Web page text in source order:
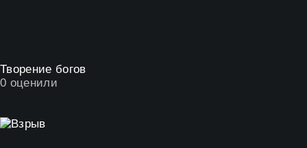
Творение богов
0 оценили